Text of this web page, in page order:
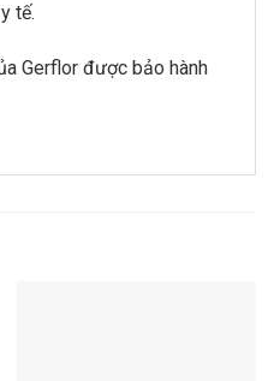
tế.
Gerflor được bảo hành